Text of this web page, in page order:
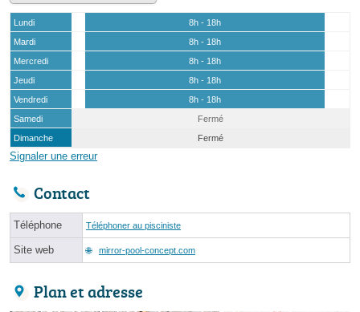
Lundi
8h - 18h
Mardi
8h - 18h
Mercredi
8h - 18h
Jeudi
8h - 18h
Vendredi
8h - 18h
Samedi
Fermé
Dimanche
Fermé
Signaler une erreur
Contact
Téléphone Téléphoner au pisciniste
Site web mirror-pool-concept.com
Plan et adresse